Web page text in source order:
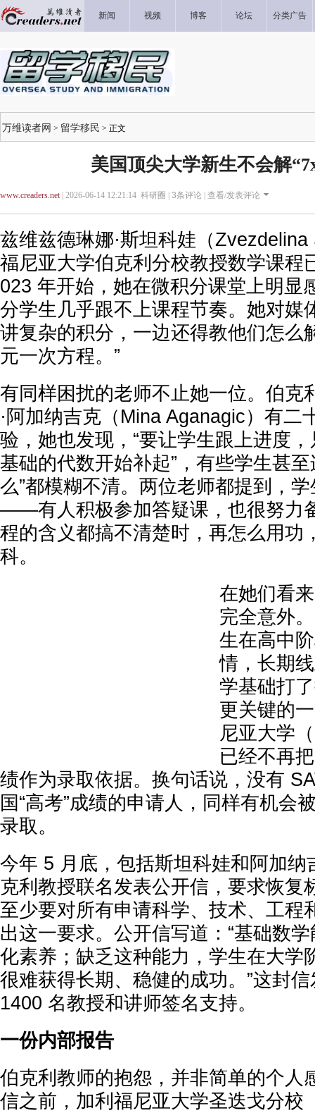
新闻 视频 博客 论坛 分类广告
万维读者网 > 留学移民 > 正文
美国顶尖大学新生不会解
www.creaders.net| 2026-06-14 12:21:14 科研圈 | 3条评论 | 查看/发表评论
兹维兹德琳娜·斯坦科娃（
福尼亚大学伯克利分校教授数学课程
023 年开始，她在微积分课堂上明显
分学生几乎跟不上课程节奏。她对媒
讲复杂的积分，一边还得教他们怎么
元一次方程。”
有同样困扰的老师不止她一位。伯克
·阿加纳吉克（Mina Aganagic）有二
验，她也发现，“要让学生跟上进度
基础的代数开始补起”，有些学生甚
么”都模糊不清。两位老师都提到，
——有人积极参加答疑课，也很努力
程的含义都搞不清楚时，再怎么用功
科。
在她们看
完全意外
生在高中
情，长期
学基础打
更关键的
尼亚大学
已经不再
绩作为录取依据。换句话说，没有
国“高考”成绩的申请人，同样有机会
录取。
今年 5 月底，包括斯坦科娃和阿加纳
克利教授联名发表公开信，要求恢
至少要对所有申请科学、技术、工程
出这一要求。公开信写道：“基础数
化素养；缺乏这种能力，学生在大学
很难获得长期、稳健的成功。”这封
1400 名教授和讲师签名支持。
一份内部报告
伯克利教师的抱怨，并非简单的个人
信之前，加利福尼亚大学圣迭戈分校